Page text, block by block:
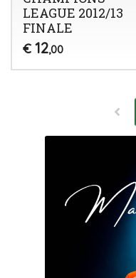
LEAGUE 2012/13
FINALE
€ 12,00